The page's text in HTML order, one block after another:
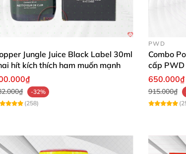
Jungle Juice Black Label 30ml
hít kích thích ham muốn mạnh
-32%
(258)
PWD
Combo
cấp
650.000₫
915.000₫